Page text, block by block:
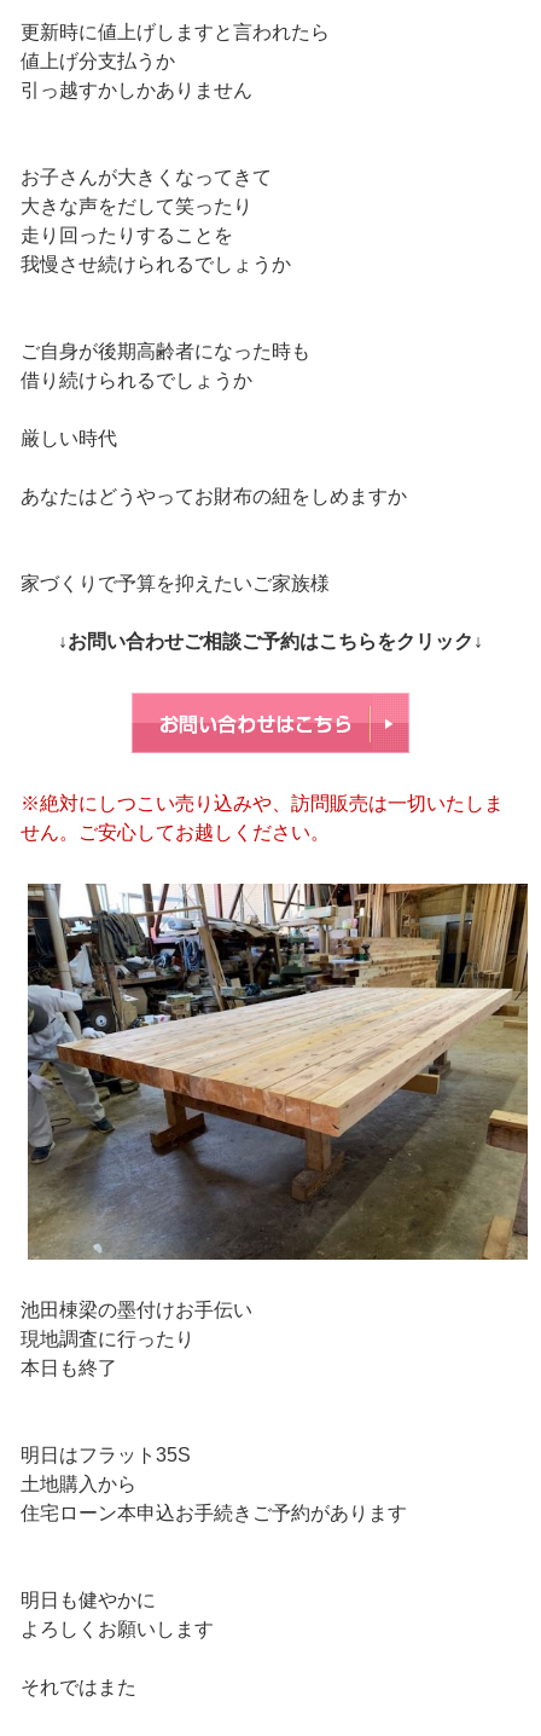
更新時に値上げしますと言われたら
値上げ分支払うか
引っ越すかしかありません
お子さんが大きくなってきて
大きな声をだして笑ったり
走り回ったりすることを
我慢させ続けられるでしょうか
ご自身が後期高齢者になった時も
借り続けられるでしょうか
厳しい時代
あなたはどうやってお財布の紐をしめますか
家づくりで予算を抑えたいご家族様
↓お問い合わせご相談ご予約はこちらをクリック↓
※絶対にしつこい売り込みや、訪問販売は一切いたしま
せん。ご安心してお越しください。
池田棟梁の墨付けお手伝い
現地調査に行ったり
本日も終了
明日はフラット35S
土地購入から
住宅ローン本申込お手続きご予約があります
明日も健やかに
よろしくお願いします
それではまた